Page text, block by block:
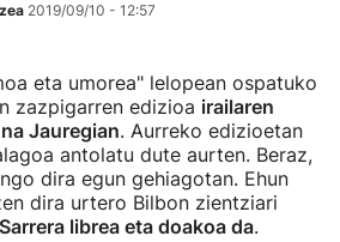
2019/09/10 - 12:57
eta umorea" lelopean ospatuko
zazpigarren edizioa irailaren
Jauregian. Aurreko edizioetan
antolatu dute aurten. Beraz,
dira egun gehiagotan. Ehun
dira urtero Bilbon zientziari
Sarrera librea eta doakoa da.